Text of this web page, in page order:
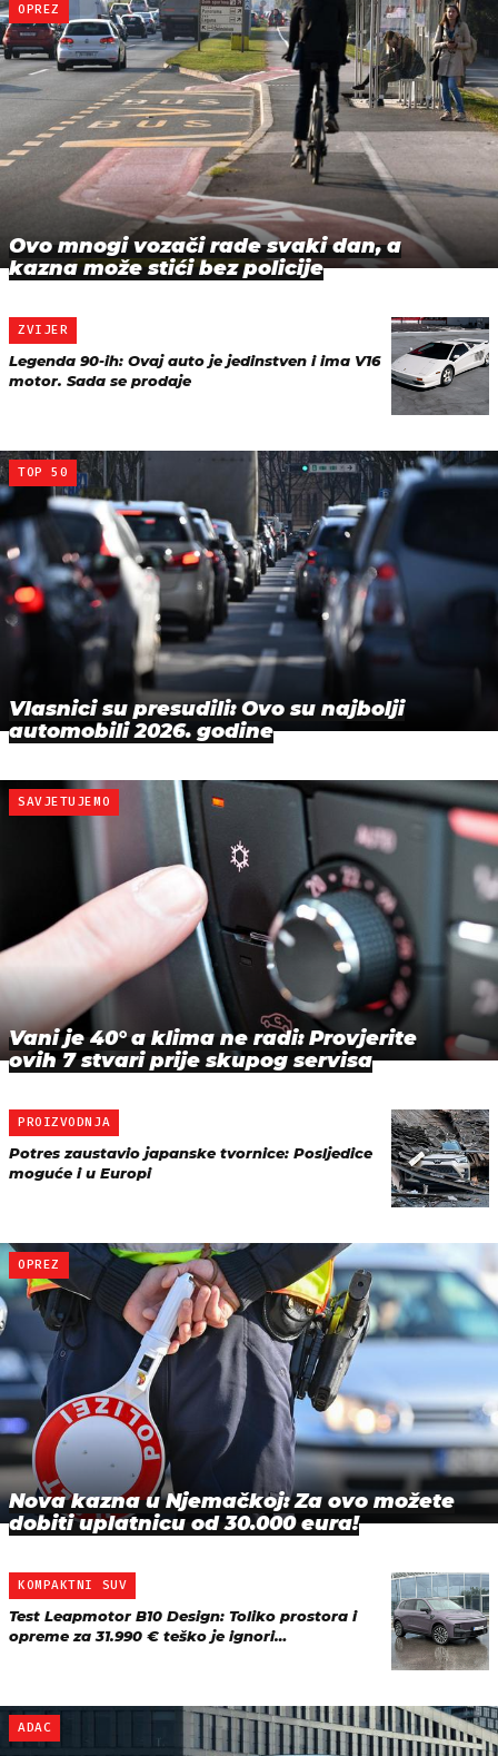
OPREZ
Ovo mnogi vozači rade svaki dan, a
kazna može stići bez policije
ZVIJER
Legenda 90-ih: Ovaj auto je jedinstven i ima V16
motor. Sada se prodaje
TOP 50
Vlasnici su presudili: Ovo su najbolji
automobili 2026. godine
SAVJETUJEMO
Vani je 40° a klima ne radi: Provjerite
ovih 7 stvari prije skupog servisa
PROIZVODNJA
Potres zaustavio japanske tvornice: Posljedice
moguće i u Europi
OPREZ
Nova kazna u Njemačkoj: Za ovo možete
dobiti uplatnicu od 30.000 eura!
KOMPAKTNI SUV
Test Leapmotor B10 Design: Toliko prostora i
opreme za 31.990 € teško je ignori…
ADAC